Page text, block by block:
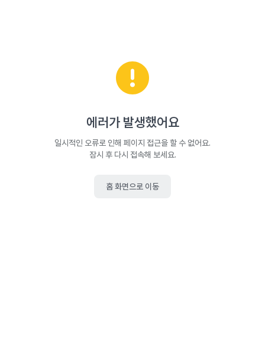
에러가 발생했어요
일시적인 오류로 인해 페이지 접근을 할 수 없어요.
잠시 후 다시 접속해 보세요.
홈 화면으로 이동